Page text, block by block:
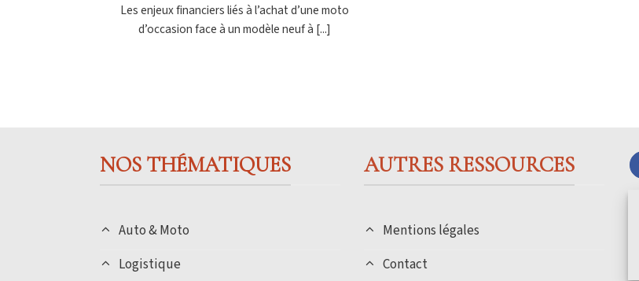
Les enjeux financiers liés à l’achat d’une moto
d’occasion face à un modèle neuf à [...]
NOS THÉMATIQUES
Auto & Moto
Logistique
AUTRES RESSOURCES
Mentions légales
Contact